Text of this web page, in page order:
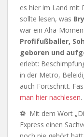
es hier im Land mit
sollte lesen, was
war ein Aha-
Profifußballer,
geboren und
erlebt:
in der Metro,
auch Fortschritt.
man hier nachlesen.
⚽ Mit dem Wort
Express einen